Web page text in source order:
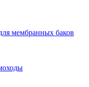
мембранных баков